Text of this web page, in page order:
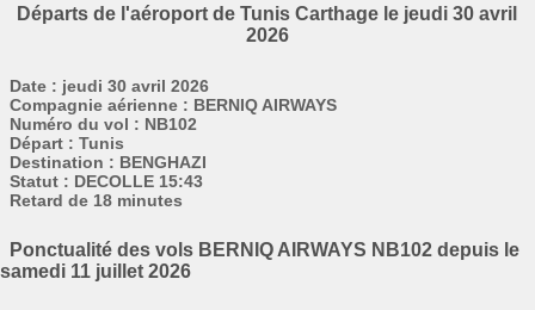
Départs de l'aéroport de Tunis Carthage le jeudi 30 avril
2026
Date : jeudi 30 avril 2026
Compagnie aérienne : BERNIQ AIRWAYS
Numéro du vol : NB102
Départ : Tunis
Destination : BENGHAZI
Statut : DECOLLE 15:43
Retard de 18 minutes
Ponctualité des vols BERNIQ AIRWAYS NB102 depuis le
samedi 11 juillet 2026